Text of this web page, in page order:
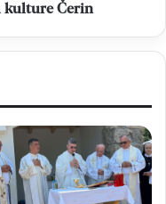
kulture Čerin